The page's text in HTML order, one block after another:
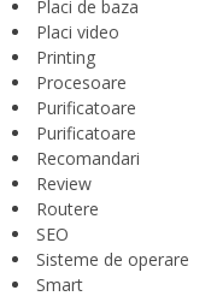
Placi de baza
Placi video
Printing
Procesoare
Purificatoare
Purificatoare
Recomandari
Review
Routere
SEO
Sisteme de operare
Smart